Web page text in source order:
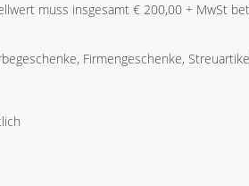
muss insgesamt € 200,00 + MwSt
Firmengeschenke,